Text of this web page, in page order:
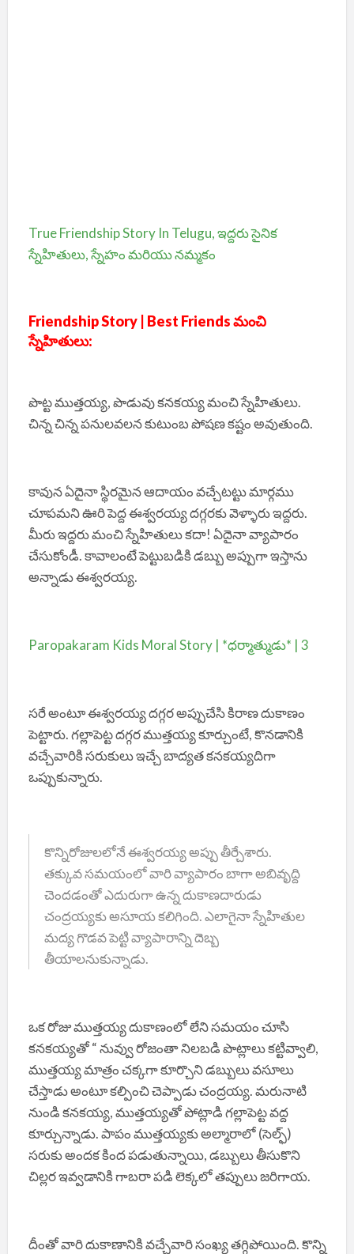
True Friendship Story In Telugu, ఇద్దరు సైనిక
స్నేహితులు, స్నేహం మరియు నమ్మకం
Friendship Story | Best Friends మంచి
స్నేహితులు:
పొట్ట ముత్తయ్య, పొడువు కనకయ్య మంచి స్నేహితులు.
చిన్న చిన్న పనులవలన కుటుంబ పోషణ కష్టం అవుతుంది.
కావున ఏదైనా స్థిరమైన ఆదాయం వచ్చేటట్టు మార్గము
చూపమని ఊరి పెద్ద ఈశ్వరయ్య దగ్గరకు వెళ్ళారు ఇద్దరు.
మీరు ఇద్దరు మంచి స్నేహితులు కదా! ఏదైనా వ్యాపారం
చేసుకోండీ. కావాలంటే పెట్టుబడికి డబ్బు అప్పుగా ఇస్తాను
అన్నాడు ఈశ్వరయ్య.
Paropakaram Kids Moral Story | *ధర్మాత్ముడు* | 3
సరే అంటూ ఈశ్వరయ్య దగ్గర అప్పుచేసి కిరాణ దుకాణం
పెట్టారు. గల్లాపెట్ట దగ్గర ముత్తయ్య కూర్చుంటే, కొనడానికి
వచ్చేవారికి సరుకులు ఇచ్చే బాద్యత కనకయ్యదిగా
ఒప్పుకున్నారు.
కొన్నిరోజులలోనే ఈశ్వరయ్య అప్పు తీర్చేశారు.
తక్కువ సమయంలో వారి వ్యాపారం బాగా అబివృద్ది
చెందడంతో ఎదురుగా ఉన్న దుకాణదారుడు
చంద్రయ్యకు అసూయ కలిగింది. ఎలాగైనా స్నేహితుల
మద్య గొడవ పెట్టి వ్యాపారాన్ని దెబ్బ
తీయాలనుకున్నాడు.
ఒక రోజు ముత్తయ్య దుకాణంలో లేని సమయం చూసి
కనకయ్యతో “ నువ్వు రోజంతా నిలబడి పొట్లాలు కట్టివ్వాలి,
ముత్తయ్య మాత్రం చక్కగా కూర్చొని డబ్బులు వసూలు
చేస్తాడు అంటూ కల్పించి చెప్పాడు చంద్రయ్య. మరునాటి
నుండి కనకయ్య, ముత్తయ్యతో పోట్లాడి గల్లాపెట్ట వద్ద
కూర్చున్నాడు. పాపం ముత్తయ్యకు అల్మారాలో (సెల్ఫ్)
సరుకు అందక కింద పడుతున్నాయి, డబ్బులు తీసుకొని
చిల్లర ఇవ్వడానికి గాబరా పడి లెక్కలో తప్పులు జరిగాయ.
దీంతో వారి దుకాణానికి వచ్చేవారి సంఖ్య తగ్గిపోయింది. కొన్ని